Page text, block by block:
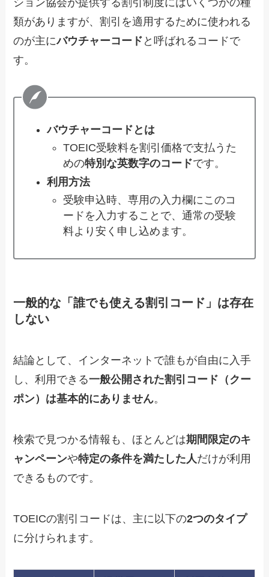
類がありますが、割引を適用するために使われる
のが主にバウチャーコード と呼ばれるコードで
す。
バウチャーコードとは
TOEIC受験料を割引価格で支払うた
めの特別な英数字のコードです。
利用方法
受験申込時、専用の入力欄にこのコ
ードを入力することで、通常の受験
料より安く申し込めます。
一般的な「誰でも使える割引コード」は存在
しない
結論として、インターネットで誰もが自由に入手
し、利用できる一般公開された割引コード（クー
ポン）は基本的にありません。
検索で見つかる情報も、ほとんどは期間限定のキ
ャンペーンや特定の条件を満たした人 だけが利用
できるものです。
TOEICの割引コードは、主に以下の2つのタイプ
に分けられます。